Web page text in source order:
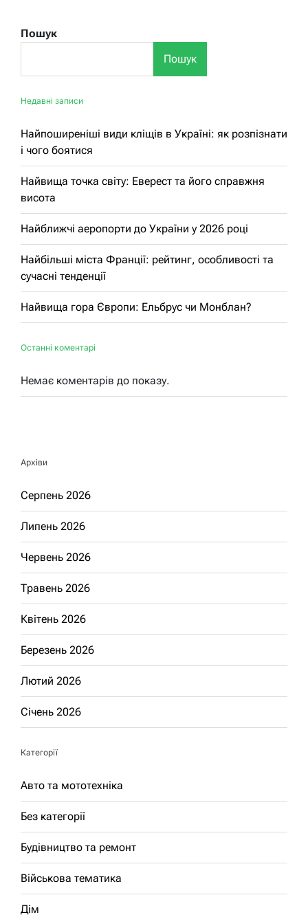
Пошук
Пошук
Недавні записи
Найпоширеніші види кліщів в Україні: як розпізнати
і чого боятися
Найвища точка світу: Еверест та його справжня
висота
Найближчі аеропорти до України у 2026 році
Найбільші міста Франції: рейтинг, особливості та
сучасні тенденції
Найвища гора Європи: Ельбрус чи Монблан?
Останні коментарі
Немає коментарів до показу.
Архіви
Серпень 2026
Липень 2026
Червень 2026
Травень 2026
Квітень 2026
Березень 2026
Лютий 2026
Січень 2026
Категорії
Авто та мототехніка
Без категорії
Будівництво та ремонт
Військова тематика
Дім